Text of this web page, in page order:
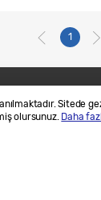
Sitede
olursunuz. Daha
1
Bize Ulaşın